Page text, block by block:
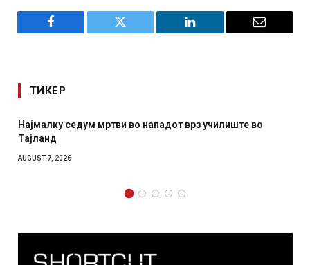
Facebook Twitter LinkedIn Email
ТИКЕР
врз училиште во
СОЗИС: Украинците повеќе